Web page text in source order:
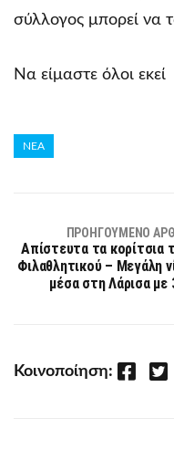
σύλλογος μπορεί να
Να είμαστε όλοι εκεί
ΝΕΑ
ΠΡΟΗΓΟΎΜΕΝΟ
Απίστευτα τα κορίτσια
Φιλαθλητικού – Μεγάλη
μέσα στη Λάρισα με
Κοινοποίηση: Facebook Twitter